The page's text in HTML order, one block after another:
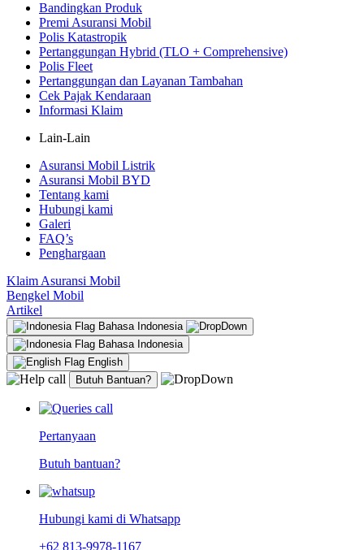
Bandingkan Produk
Premi Asuransi Mobil
Polis Katastropik
Pertanggungan Hybrid (TLO + Comprehensive)
Polis Fleet
Pertanggungan dan Layanan Tambahan
Cek Pajak Kendaraan
Informasi Klaim
Lain-Lain
Asuransi Mobil Listrik
Asuransi Mobil BYD
Tentang kami
Hubungi kami
Galeri
FAQ’s
Penghargaan
Klaim Asuransi Mobil
Bengkel Mobil
Artikel
Bahasa Indonesia
Bahasa Indonesia
English
Butuh Bantuan?
Pertanyaan
Butuh bantuan?
Hubungi kami di Whatsapp
+62 813-9978-1167